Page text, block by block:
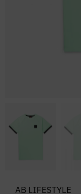
AB LIFESTYLE